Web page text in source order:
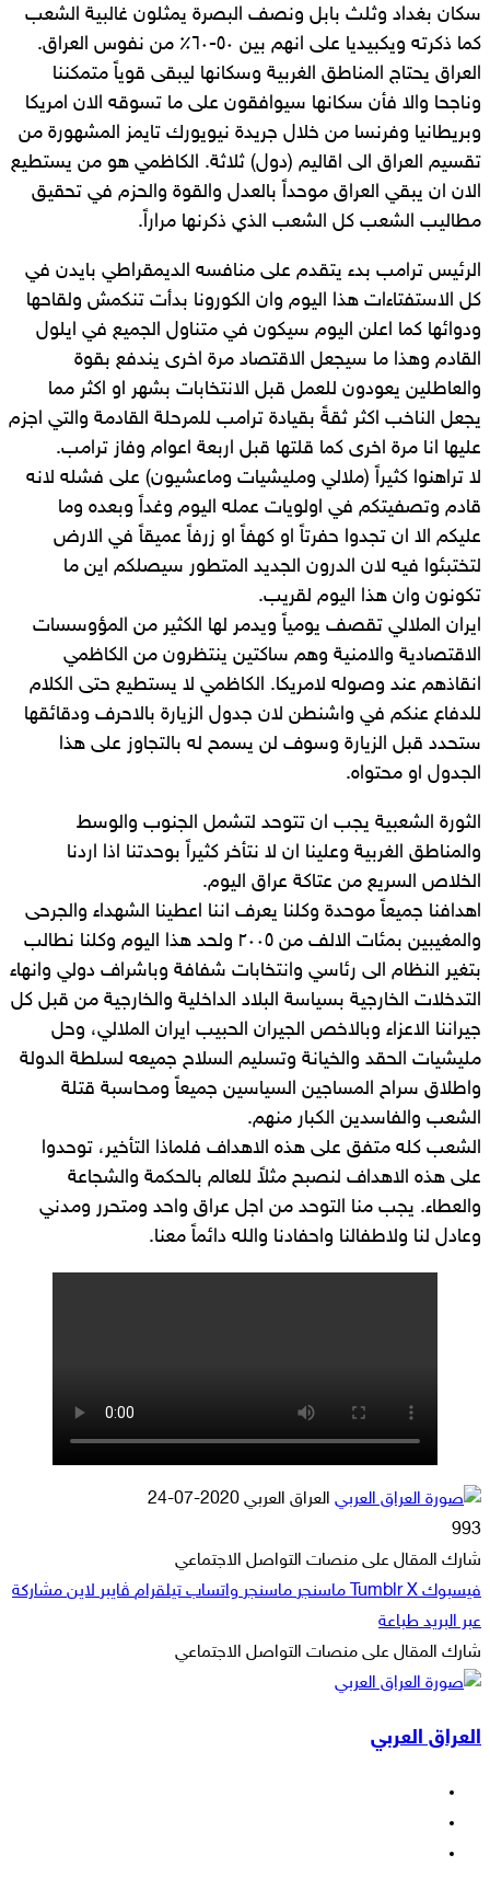
سكان بغداد وثلث بابل ونصف البصرة يمثلون غالبية الشعب
كما ذكرته ويكبيديا على انهم بين ٥٠-٦٠٪؜ من نفوس العراق.
العراق يحتاج المناطق الغربية وسكانها ليبقى قوياً متمكننا
وناجحا والا فأن سكانها سيوافقون على ما تسوقه الان امريكا
وبريطانيا وفرنسا من خلال جريدة نيويورك تايمز المشهورة من
تقسيم العراق الى اقاليم (دول) ثلاثة. الكاظمي هو من يستطيع
الان ان يبقي العراق موحداً بالعدل والقوة والحزم في تحقيق
مطاليب الشعب كل الشعب الذي ذكرنها مراراً.
الرئيس ترامب بدء يتقدم على منافسه الديمقراطي بايدن في
كل الاستفتاءات هذا اليوم وان الكورونا بدأت تنكمش ولقاحها
ودوائها كما اعلن اليوم سيكون في متناول الجميع في ايلول
القادم وهذا ما سيجعل الاقتصاد مرة اخرى يندفع بقوة
والعاطلين يعودون للعمل قبل الانتخابات بشهر او اكثر مما
يجعل الناخب اكثر ثقةً بقيادة ترامب للمرحلة القادمة والتي اجزم
عليها انا مرة اخرى كما قلتها قبل اربعة اعوام وفاز ترامب.
لا تراهنوا كثيراً (ملالي ومليشيات وماعشيون) على فشله لانه
قادم وتصفيتكم في اولويات عمله اليوم وغداً وبعده وما
عليكم الا ان تجدوا حفرتاً او كهفاً او زرفاً عميقاً في الارض
لتختبئوا فيه لان الدرون الجديد المتطور سيصلكم اين ما
تكونون وان هذا اليوم لقريب.
ايران الملالي تقصف يومياً ويدمر لها الكثير من المؤوسسات
الاقتصادية والامنية وهم ساكتين ينتظرون من الكاظمي
انقاذهم عند وصوله لامريكا. الكاظمي لا يستطيع حتى الكلام
للدفاع عنكم في واشنطن لان جدول الزيارة بالاحرف ودقائقها
ستحدد قبل الزيارة وسوف لن يسمح له بالتجاوز على هذا
الجدول او محتواه.
الثورة الشعبية يجب ان تتوحد لتشمل الجنوب والوسط
والمناطق الغربية وعلينا ان لا نتأخر كثيراً بوحدتنا اذا اردنا
الخلاص السريع من عتاكة عراق اليوم.
اهدافنا جميعاً موحدة وكلنا يعرف اننا اعطينا الشهداء والجرحى
والمغيبين بمئات الالف من ٢٠٠٥ ولحد هذا اليوم وكلنا نطالب
بتغير النظام الى رئاسي وانتخابات شفافة وباشراف دولي وانهاء
التدخلات الخارجية بسياسة البلاد الداخلية والخارجية من قبل كل
جيراننا الاعزاء وبالاخص الجيران الحبيب ايران الملالي، وحل
مليشيات الحقد والخيانة وتسليم السلاح جميعه لسلطة الدولة
واطلاق سراح المساجين السياسين جميعاً ومحاسبة قتلة
الشعب والفاسدين الكبار منهم.
الشعب كله متفق على هذه الاهداف فلماذا التأخير، توحدوا
على هذه الاهداف لنصبح مثلاً للعالم بالحكمة والشجاعة
والعطاء. يجب منا التوحد من اجل عراق واحد ومتحرر ومدني
وعادل لنا ولاطفالنا واحفادنا والله دائماً معنا.
العراق العربي أرسل
إلكترونيا
2020-07-24
993
شارك المقال على منصات التواصل الاجتماعي
فيسبوك ‫X ماسنجر ماسنجر واتساب تيلقرام ڤايبر لاين مشاركة
عبر البريد طباعة
شارك المقال على منصات التواصل الاجتماعي
فيسبوك
‫X
ماسنجر
ماسنجر
واتساب
تيلقرام
ڤايبر
لاين
مشاركة
البريد
طباعة
العراق العربي